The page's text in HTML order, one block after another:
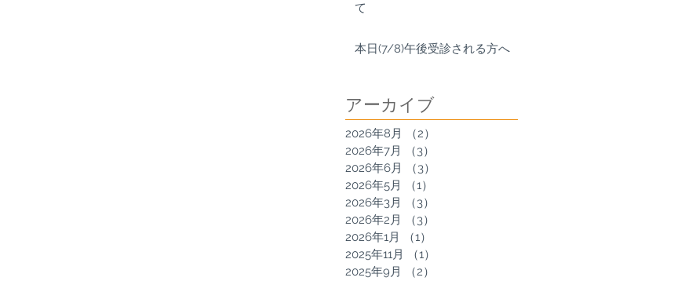
て
本日(7/8)午後受診される方へ
アーカイブ
2026年8月 （2）
2026年7月
（3）
2026年6月
（3）
2026年5月
（1）
2026年3月
（3）
2026年2月
（3）
2026年1月
（1）
2025年11月
（1）
2025年9月
（2）